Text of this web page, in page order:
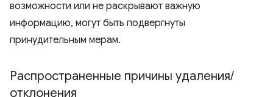
возможности или не раскрывают важную
информацию, могут быть подвергнуты
принудительным мерам.
Распространенные причины удаления/
отклонения